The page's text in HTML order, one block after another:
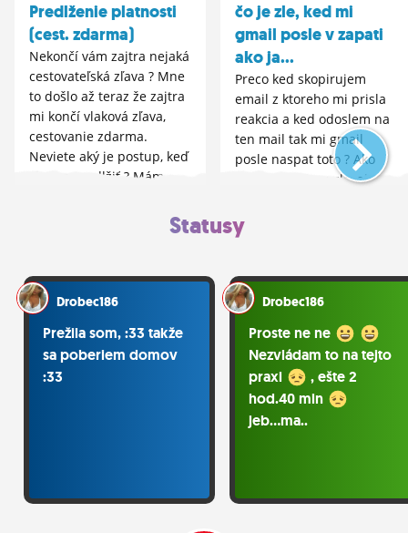
Predlženie platnosti
(cest. zdarma)
Nekončí vám zajtra nejaká
cestovateľská zľava ? Mne
to došlo až teraz že zajtra
mi končí vlaková zľava,
cestovanie zdarma.
Neviete aký je postup, keď
chcem predlžiť ? Mám
čo je zle, ked mi
gmail posle v zapati
ako ja...
Preco ked skopirujem
email z ktoreho mi prisla
reakcia a ked odoslem na
ten mail tak mi gmail
posle naspat toto ? Ako
keby bolo nieco zle, ale
pridemi delivery akoby sa
neodoslala nechapem co
Statusy
Drobec186
Prežila som, :33 takže
sa poberiem domov
:33
Drobec186
Proste ne ne
Nezvládam to na tejto
praxi
, ešte 2
hod.40 min
jeb...ma..